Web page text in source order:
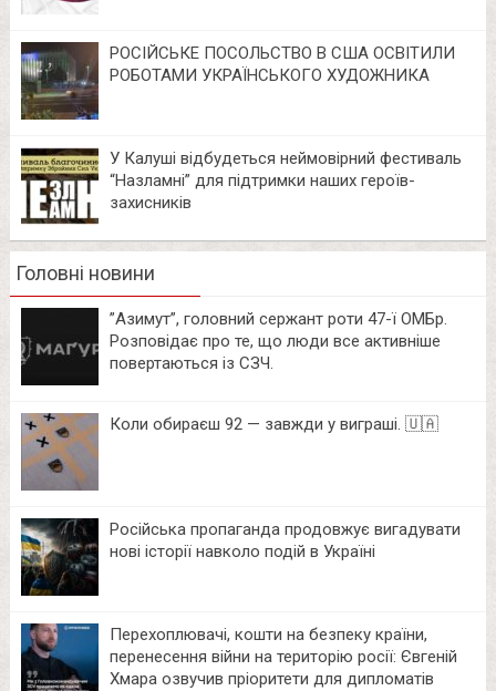
РОСІЙСЬКЕ ПОСОЛЬСТВО В США ОСВІТИЛИ
РОБОТАМИ УКРАЇНСЬКОГО ХУДОЖНИКА
У Калуші відбудеться неймовірний фестиваль
“Назламні” для підтримки наших героїв-
захисників
Головні новини
⁨”Азимут”, головний сержант роти 47-ї ОМБр.
Розповідає про те, що люди все активніше
повертаються із СЗЧ.
Коли обираєш 92 — завжди у виграші. 🇺🇦
Російська пропаганда продовжує вигадувати
нові історії навколо подій в Україні
Перехоплювачі, кошти на безпеку країни,
перенесення війни на територію росії: Євгеній
Хмара озвучив пріоритети для дипломатів